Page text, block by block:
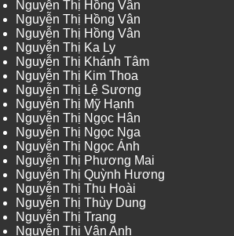
Nguyễn Thị Hồng Vân
Nguyễn Thị Hồng Vân
Nguyễn Thị Hồng Vân
Nguyễn Thị Ka Ly
Nguyễn Thị Khánh Tâm
Nguyễn Thị Kim Thoa
Nguyễn Thị Lệ Sương
Nguyễn Thị Mỹ Hạnh
Nguyễn Thị Ngọc Hân
Nguyễn Thị Ngọc Nga
Nguyễn Thị Ngọc Ánh
Nguyễn Thị Phương Mai
Nguyễn Thị Quỳnh Hương
Nguyễn Thị Thu Hoài
Nguyễn Thị Thùy Dung
Nguyễn Thị Trang
Nguyễn Thị Vân Anh